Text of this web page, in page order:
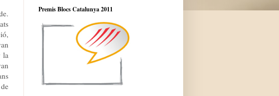
la
Premis Blocs Catalunya 2011